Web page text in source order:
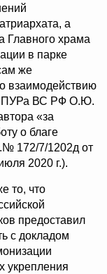
а
Главного храма
в парке
же
взаимодействию
ВС РФ О.Ю.
«за
о благе
172/7/1202д от
2020 г.).
то, что
предоставил
с докладом
укрепления